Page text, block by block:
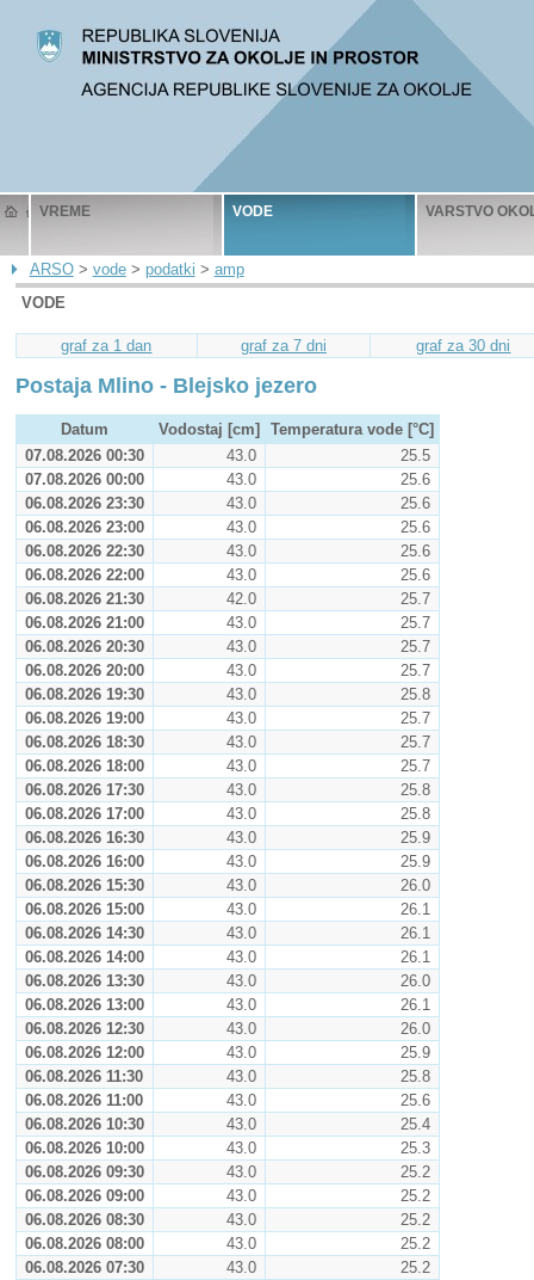
VREME VODE VARSTVO
ARSO> vode> podatki > amp
VODE
graf za 1 dan graf za 7 dni graf za 30 dni
Postaja Mlino - Blejsko jezero
Datum Vodostaj [cm]
Temperatura vode [°C]
07.08.2026 00:30
43.0
25.5
07.08.2026 00:00
43.0
25.6
06.08.2026 23:30
43.0
25.6
06.08.2026 23:00
43.0
25.6
06.08.2026 22:30
43.0
25.6
06.08.2026 22:00
43.0
25.6
06.08.2026 21:30
42.0
25.7
06.08.2026 21:00
43.0
25.7
06.08.2026 20:30
43.0
25.7
06.08.2026 20:00
43.0
25.7
06.08.2026 19:30
43.0
25.8
06.08.2026 19:00
43.0
25.7
06.08.2026 18:30
43.0
25.7
06.08.2026 18:00
43.0
25.7
06.08.2026 17:30
43.0
25.8
06.08.2026 17:00
43.0
25.8
06.08.2026 16:30
43.0
25.9
06.08.2026 16:00
43.0
25.9
06.08.2026 15:30
43.0
26.0
06.08.2026 15:00
43.0
26.1
06.08.2026 14:30
43.0
26.1
06.08.2026 14:00
43.0
26.1
06.08.2026 13:30
43.0
26.0
06.08.2026 13:00
43.0
26.1
06.08.2026 12:30
43.0
26.0
06.08.2026 12:00
43.0
25.9
06.08.2026 11:30
43.0
25.8
06.08.2026 11:00
43.0
25.6
06.08.2026 10:30
43.0
25.4
06.08.2026 10:00
43.0
25.3
06.08.2026 09:30
43.0
25.2
06.08.2026 09:00
43.0
25.2
06.08.2026 08:30
43.0
25.2
06.08.2026 08:00
43.0
25.2
06.08.2026 07:30
43.0
25.2